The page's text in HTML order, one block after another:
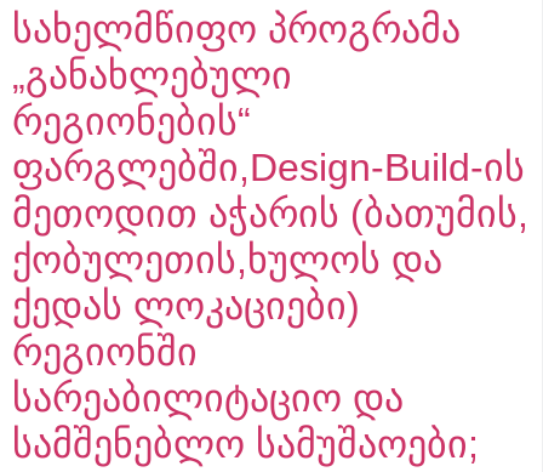
სახელმწიფო პროგრამა
„განახლებული
რეგიონების“
ფარგლებში,Design-Build-ის
მეთოდით აჭარის (ბათუმის,
ქობულეთის,ხულოს და
ქედას ლოკაციები)
რეგიონში
სარეაბილიტაციო და
სამშენებლო სამუშაოები;